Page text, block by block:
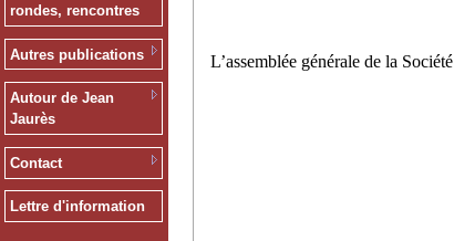
rondes, rencontres
Autres publications
Autour de Jean
Jaurès
Contact
Lettre d'information
L’assemblée générale de la